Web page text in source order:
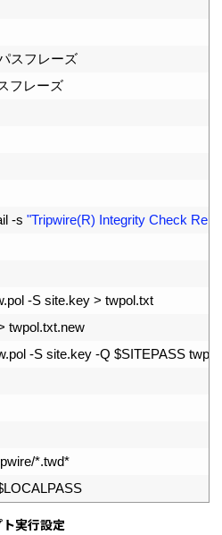
スフレーズ
フレーズ
-s "Tripwire(R) Integrity Check
.pol -S site.key > twpol.txt
twpol.txt.new
.pol -S site.key -Q $SITEPASS twpol
/*.twd*
LOCALPASS
実行設定